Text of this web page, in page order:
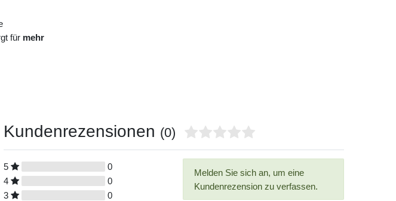
für mehr
Kundenrezensionen (0)
5
0
4
0
3
0
Melden Sie sich an, um eine
Kundenrezension zu verfassen.